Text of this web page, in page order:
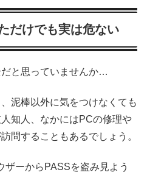
だけでも実は危ない
と思っていませんか…
泥棒以外に気をつけなくても
知人、なかにはPCの修理や
問することもあるでしょう。
ザーからPASSを盗み見よう